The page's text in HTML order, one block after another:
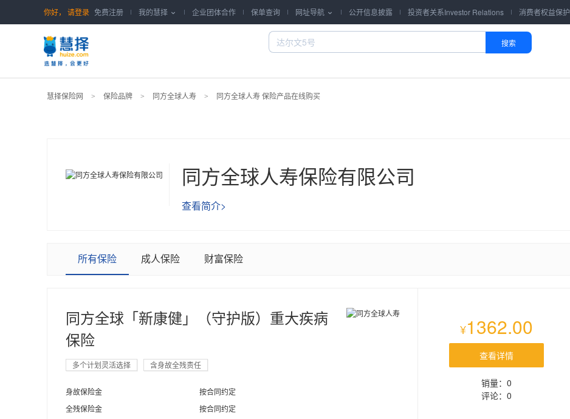
你好， 请登录 免费注册 我的慧择  企业团体合作 保单查询 网址导航  公开信息披露 投资者关系Investor Relations 消费者权益保护
搜索
慧择保险网 > 保险品牌 > 同方全球人寿 > 同方全球人寿 保险产品在线购买
同方全球人寿保险有限公司
查看简介>
所有保险 成人保险 财富保险
同方全球「新康健」（守护版）重大疾病
保险
多个计划灵活选择 含身故全残责任
身故保险金
按合同约定
全残保险金
按合同约定
¥1362.00
查看详情
销量：0
评论：0